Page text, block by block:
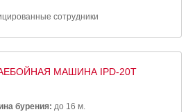
сотрудники
МАШИНА IPD-20T
бурения: до 16 м.